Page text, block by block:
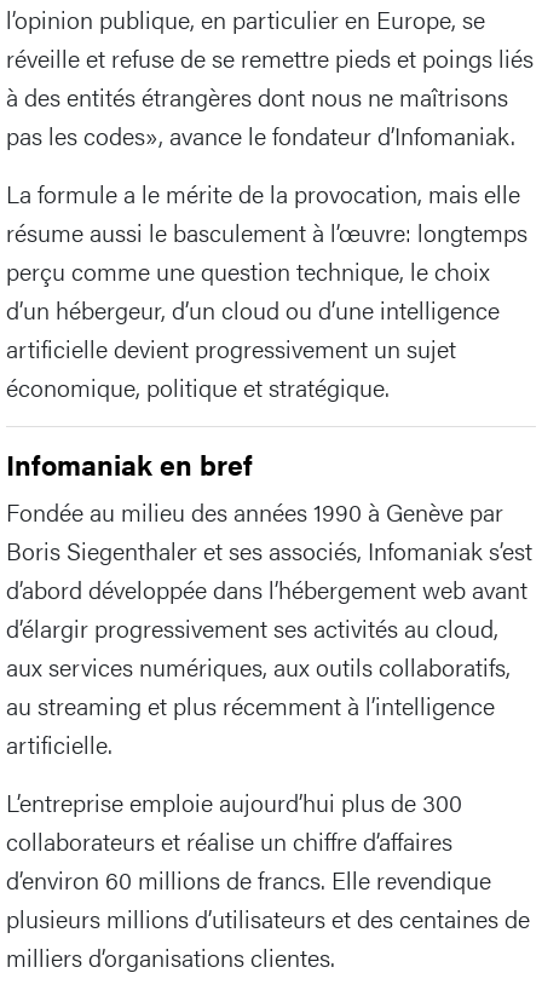
l’opinion publique, en particulier en Europe, se
réveille et refuse de se remettre pieds et poings liés
à des entités étrangères dont nous ne maîtrisons
pas les codes», avance le fondateur d’Infomaniak.
La formule a le mérite de la provocation, mais elle
résume aussi le basculement à l’œuvre: longtemps
perçu comme une question technique, le choix
d’un hébergeur, d’un cloud ou d’une intelligence
artificielle devient progressivement un sujet
économique, politique et stratégique.
Infomaniak en bref
Fondée au milieu des années 1990 à Genève par
Boris Siegenthaler et ses associés, Infomaniak s’est
d’abord développée dans l’hébergement web avant
d’élargir progressivement ses activités au cloud,
aux services numériques, aux outils collaboratifs,
au streaming et plus récemment à l’intelligence
artificielle.
L’entreprise emploie aujourd’hui plus de 300
collaborateurs et réalise un chiffre d’affaires
d’environ 60 millions de francs. Elle revendique
plusieurs millions d’utilisateurs et des centaines de
milliers d’organisations clientes.